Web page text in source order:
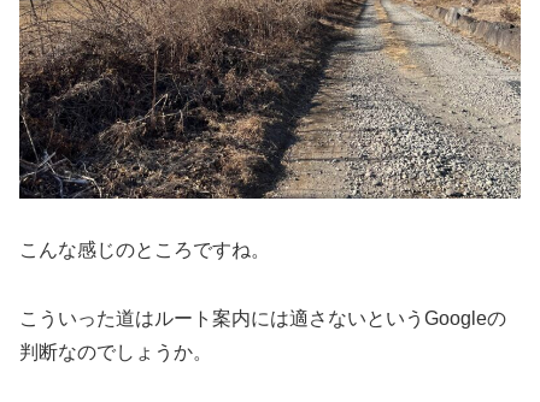
こんな感じのところですね。
こういった道はルート案内には適さないというGoogleの
判断なのでしょうか。